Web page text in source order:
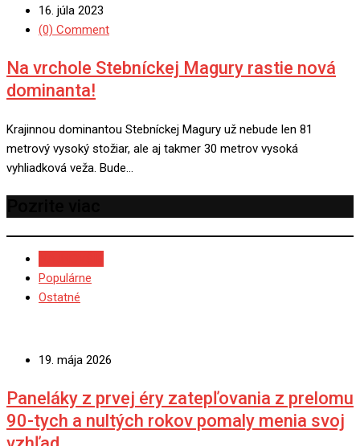
16. júla 2023
(0) Comment
Na vrchole Stebníckej Magury rastie nová
dominanta!
Krajinnou dominantou Stebníckej Magury už nebude len 81
metrový vysoký stožiar, ale aj takmer 30 metrov vysoká
vyhliadková veža. Bude…
Populárne
Ostatné
19. mája 2026
Paneláky z prvej éry zatepľovania z prelomu
90-tych a nultých rokov pomaly menia svoj